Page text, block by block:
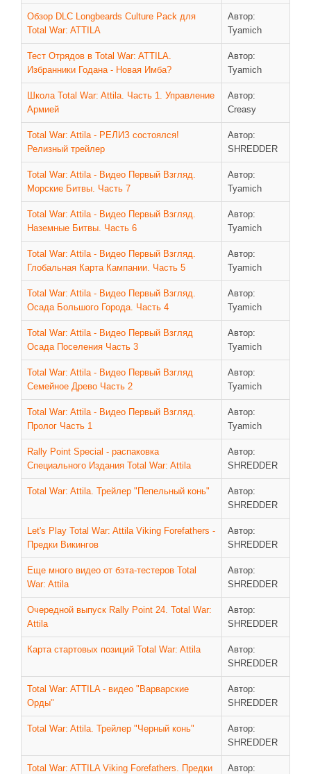
Обзор DLC Longbeards Culture Pack для
Total War: ATTILA
Автор:
Tyamich
Тест Отрядов в Total War: ATTILA.
Избранники Годана - Новая Имба?
Автор:
Tyamich
Школа Total War: Attila. Часть 1. Управление
Армией
Автор:
Creasy
Total War: Attila - РЕЛИЗ состоялся!
Релизный трейлер
Автор:
SHREDDER
Total War: Attila - Видео Первый Взгляд.
Морские Битвы. Часть 7
Автор:
Tyamich
Total War: Attila - Видео Первый Взгляд.
Наземные Битвы. Часть 6
Автор:
Tyamich
Total War: Attila - Видео Первый Взгляд.
Глобальная Карта Кампании. Часть 5
Автор:
Tyamich
Total War: Attila - Видео Первый Взгляд.
Осада Большого Города. Часть 4
Автор:
Tyamich
Total War: Attila - Видео Первый Взгляд
Осада Поселения Часть 3
Автор:
Tyamich
Total War: Attila - Видео Первый Взгляд
Семейное Древо Часть 2
Автор:
Tyamich
Total War: Attila - Видео Первый Взгляд.
Пролог Часть 1
Автор:
Tyamich
Rally Point Special - распаковка
Специального Издания Total War: Attila
Автор:
SHREDDER
Total War: Attila. Трейлер "Пепельный конь"
Автор:
SHREDDER
Let's Play Total War: Attila Viking Forefathers -
Предки Викингов
Автор:
SHREDDER
Еще много видео от бэта-тестеров Total
War: Attila
Автор:
SHREDDER
Очередной выпуск Rally Point 24. Total War:
Attila
Автор:
SHREDDER
Карта стартовых позиций Total War: Attila
Автор:
SHREDDER
Total War: ATTILA - видео "Варварские
Орды"
Автор:
SHREDDER
Total War: Attila. Трейлер "Черный конь"
Автор:
SHREDDER
Total War: ATTILA Viking Forefathers. Предки
Автор: